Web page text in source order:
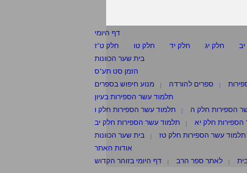
דף היומי
חלק יג חלק יד חלק טו
חלק ט"ז
בית שער הכוונות
הזמן סט תע"ס
ספרים להורדה
מנוע חיפוש בספרים
תלמוד עשר הספירות בעיון
הספירות חלק ה
תלמוד עשר הספירות חלק ו
חלק יא
תלמוד עשר הספירות חלק יב
תלמוד עשר הספירות חלק טז
בית שער הכוונות
אודות האתר
לאתר ספר הרב דף היומי בזוהר הקדוש